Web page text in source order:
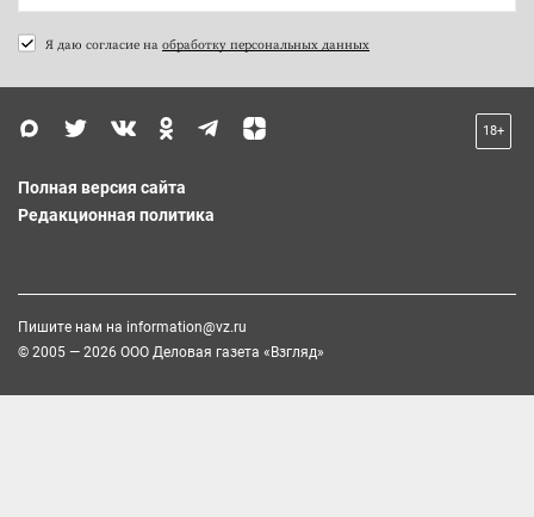
Я даю согласие на обработку персональных данных
18+
Полная версия сайта
Редакционная политика
Пишите нам на information@vz.ru
© 2005 — 2026 ООО Деловая газета «Взгляд»